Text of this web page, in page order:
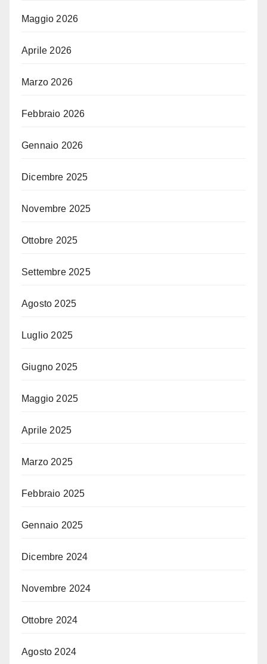
Maggio 2026
Aprile 2026
Marzo 2026
Febbraio 2026
Gennaio 2026
Dicembre 2025
Novembre 2025
Ottobre 2025
Settembre 2025
Agosto 2025
Luglio 2025
Giugno 2025
Maggio 2025
Aprile 2025
Marzo 2025
Febbraio 2025
Gennaio 2025
Dicembre 2024
Novembre 2024
Ottobre 2024
Agosto 2024